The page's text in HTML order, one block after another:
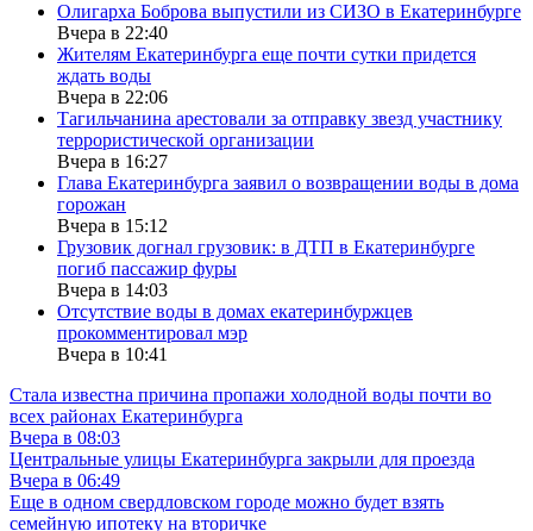
Олигарха Боброва выпустили из СИЗО в Екатеринбурге
Вчера в 22:40
Жителям Екатеринбурга еще почти сутки придется
ждать воды
Вчера в 22:06
Тагильчанина арестовали за отправку звезд участнику
террористической организации
Вчера в 16:27
Глава Екатеринбурга заявил о возвращении воды в дома
горожан
Вчера в 15:12
Грузовик догнал грузовик: в ДТП в Екатеринбурге
погиб пассажир фуры
Вчера в 14:03
Отсутствие воды в домах екатеринбуржцев
прокомментировал мэр
Вчера в 10:41
Стала известна причина пропажи холодной воды почти во
всех районах Екатеринбурга
Вчера в 08:03
Центральные улицы Екатеринбурга закрыли для проезда
Вчера в 06:49
Еще в одном свердловском городе можно будет взять
семейную ипотеку на вторичке